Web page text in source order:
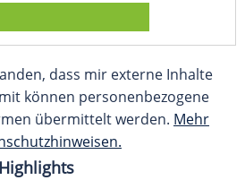
dass mir externe Inhalte
können personenbezogene
übermittelt werden. Mehr